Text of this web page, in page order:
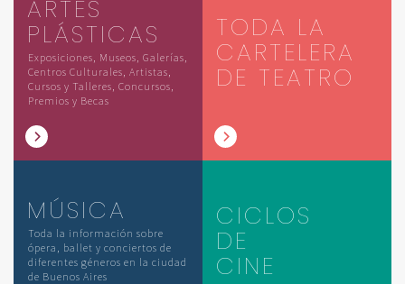
ARTES
PLÁSTICAS
Exposiciones, Museos, Galerías,
Centros Culturales, Artistas,
Cursos y Talleres, Concursos,
Premios y Becas
TODA LA
CARTELERA
DE TEATRO
MÚSICA
Toda la información sobre
ópera, ballet y conciertos de
diferentes géneros en la ciudad
de Buenos Aires
CICLOS
DE
CINE